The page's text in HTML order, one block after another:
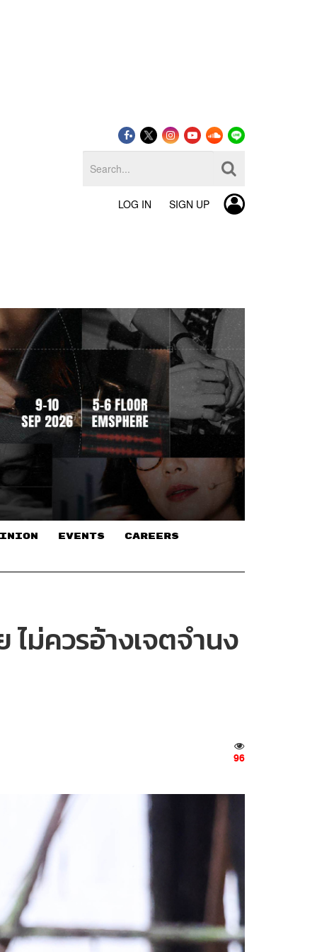
LOG IN SIGN UP
EVENTS CAREERS
ม่ควรอ้างเจตจำนง
96